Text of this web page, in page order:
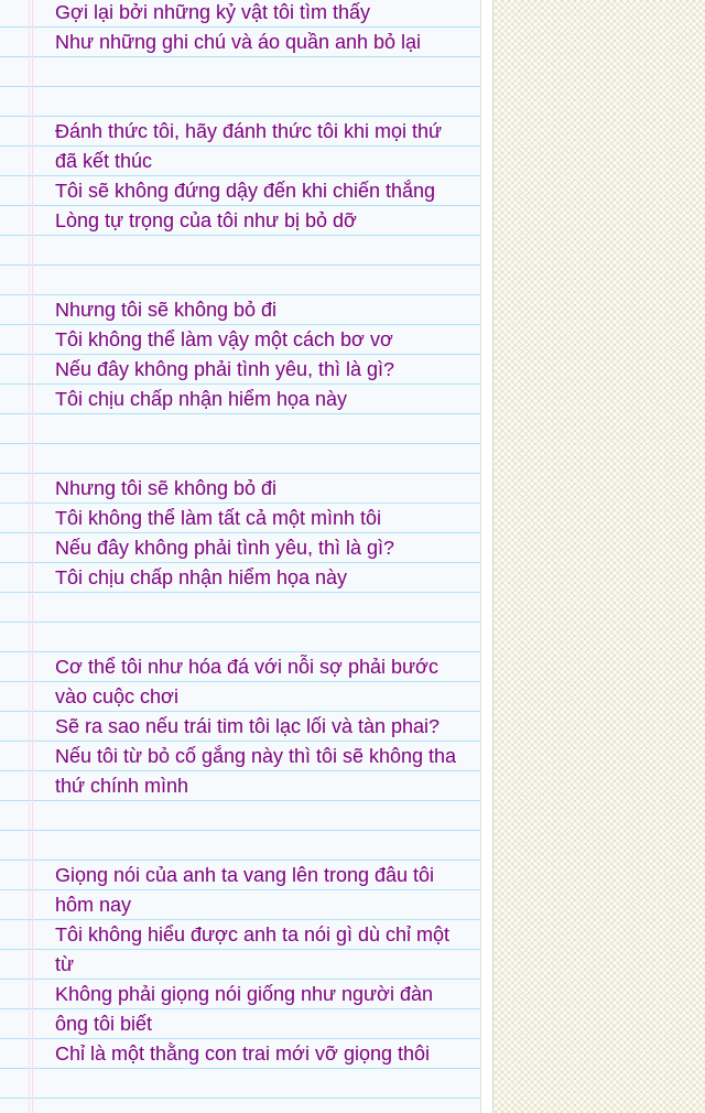
Gợi lại bởi những kỷ vật tôi tìm thấy
Như những ghi chú và áo quần anh bỏ lại
Đánh thức tôi, hãy đánh thức tôi khi mọi thứ
đã kết thúc
Tôi sẽ không đứng dậy đến khi chiến thắng
Lòng tự trọng của tôi như bị bỏ dỡ
Nhưng tôi sẽ không bỏ đi
Tôi không thể làm vậy một cách bơ vơ
Nếu đây không phải tình yêu, thì là gì?
Tôi chịu chấp nhận hiểm họa này
Nhưng tôi sẽ không bỏ đi
Tôi không thể làm tất cả một mình tôi
Nếu đây không phải tình yêu, thì là gì?
Tôi chịu chấp nhận hiểm họa này
Cơ thể tôi như hóa đá với nỗi sợ phải bước
vào cuộc chơi
Sẽ ra sao nếu trái tim tôi lạc lối và tàn phai?
Nếu tôi từ bỏ cố gắng này thì tôi sẽ không tha
thứ chính mình
Giọng nói của anh ta vang lên trong đâu tôi
hôm nay
Tôi không hiểu được anh ta nói gì dù chỉ một
từ
Không phải giọng nói giống như người đàn
ông tôi biết
Chỉ là một thằng con trai mới vỡ giọng thôi